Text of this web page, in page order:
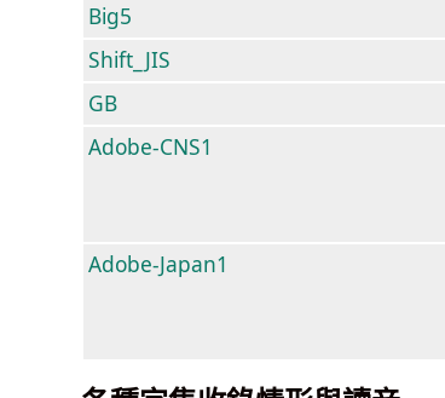
Big5
Shift_JIS
GB
Adobe-CNS1
Adobe-Japan1